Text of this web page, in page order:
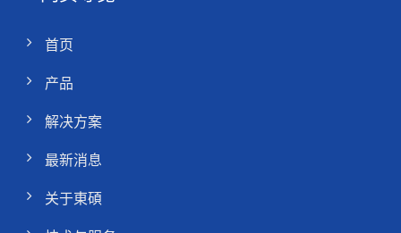
首页
产品
解决方案
最新消息
关于東碩